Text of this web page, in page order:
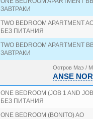
ЗАВТРАКИ
TWO BEDROOM APARTMENT
БЕЗ ПИТАНИЯ
TWO BEDROOM APARTMENT
ЗАВТРАКИ
Остров Маэ /
ANSE
ONE BEDROOM (JOB 1 AND
БЕЗ ПИТАНИЯ
ONE BEDROOM (BONITO) AO